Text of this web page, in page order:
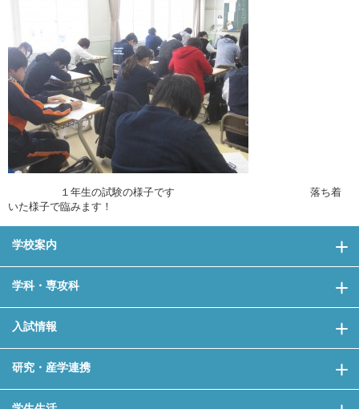
１年生の試験の様子です 落ち着
いた様子で臨みます！
学校案内
学科・専攻科
入試情報
研究・産学連携